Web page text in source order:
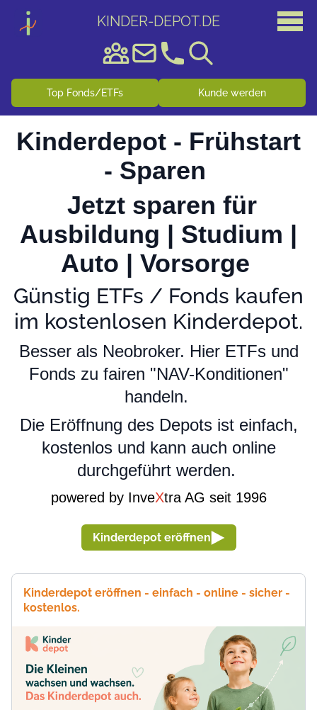
KINDER-DEPOT.DE
Top Fonds/ETFs Kunde werden
Kinderdepot - Frühstart
- Sparen
Jetzt sparen für
Ausbildung | Studium |
Auto | Vorsorge
Günstig ETFs / Fonds kaufen
im kostenlosen Kinderdepot.
Besser als Neobroker. Hier ETFs und
Fonds zu fairen "NAV-Konditionen"
handeln.
Die Eröffnung des Depots ist einfach,
kostenlos und kann auch online
durchgeführt werden.
powered by InveXtra AG seit 1996
Kinderdepot eröffnen
Kinderdepot eröffnen - einfach - online - sicher -
kostenlos.